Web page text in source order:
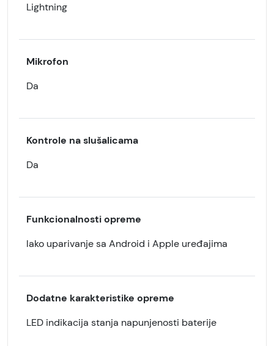
Lightning
Mikrofon
Da
Kontrole na slušalicama
Da
Funkcionalnosti opreme
lako uparivanje sa Android i Apple uređajima
Dodatne karakteristike opreme
LED indikacija stanja napunjenosti baterije